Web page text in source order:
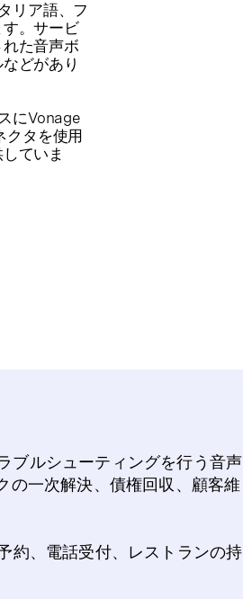
リア語、フ
。サービ
た音声ボ
どがあり
にVonage
クタを使用
ていま
ブルシューティングを行う音声
の一次解決、債権回収、顧客維
約、電話受付、レストランの持